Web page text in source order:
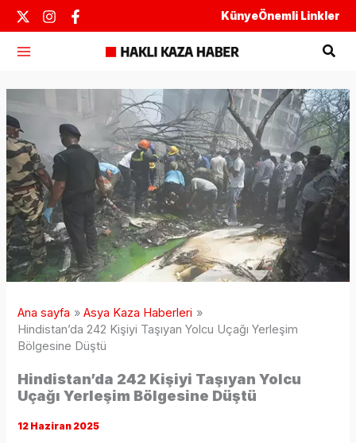
İçeriğe
atla
KünyeÖnemli Linkler
Ana sayfa
Asya Kaza Haberleri
Hindistan’da 242 Kişiyi Taşıyan Yolcu Uçağı Yerleşim
Bölgesine Düştü
Hindistan’da 242 Kişiyi Taşıyan Yolcu
Uçağı Yerleşim Bölgesine Düştü
12 Haziran 2025